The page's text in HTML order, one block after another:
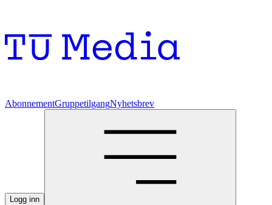
AbonnementGruppetilgangNyhetsbrev
Logg inn